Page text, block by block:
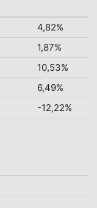
4,82%
1,87%
10,53%
6,49%
-12,22%